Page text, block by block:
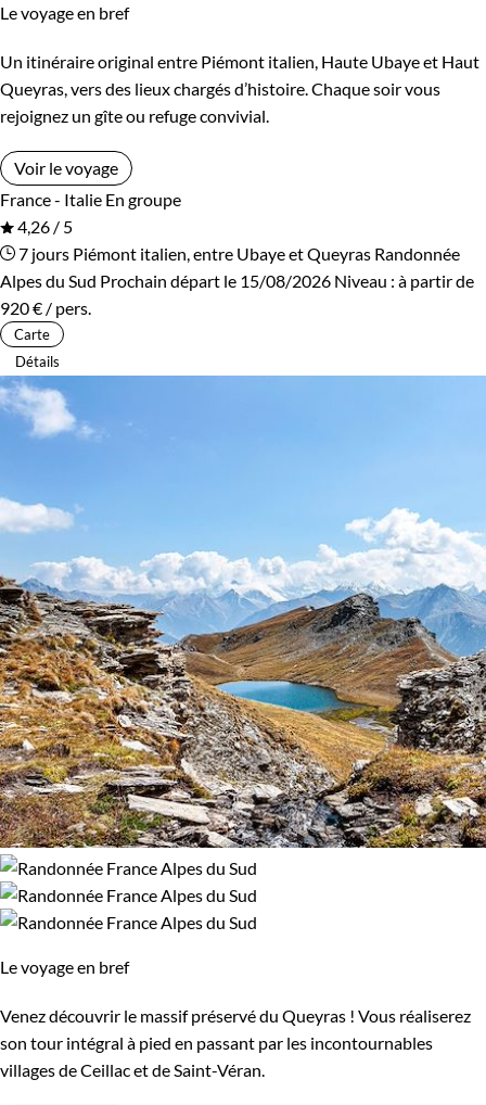
Le voyage en bref
Un itinéraire original entre Piémont italien, Haute Ubaye et Haut
Queyras, vers des lieux chargés d’histoire. Chaque soir vous
rejoignez un gîte ou refuge convivial.
Voir le voyage
France - Italie En groupe
4,26 / 5
7 jours Piémont italien, entre Ubaye et Queyras Randonnée
Alpes du Sud Prochain départ le 15/08/2026 Niveau : à partir de
920 € / pers.
Carte
Détails
Le voyage en bref
Venez découvrir le massif préservé du Queyras ! Vous réaliserez
son tour intégral à pied en passant par les incontournables
villages de Ceillac et de Saint-Véran.